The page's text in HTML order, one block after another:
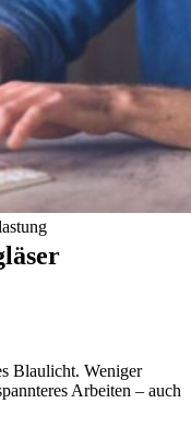
Blaulicht. Weniger
Arbeiten – auch